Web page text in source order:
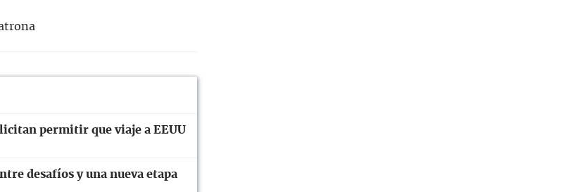
permitir que viaje a EEUU
desafíos y una nueva etapa